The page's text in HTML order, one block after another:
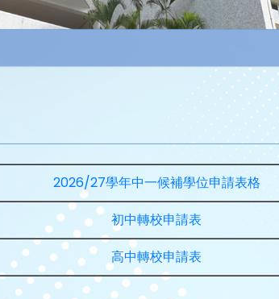
2026/27學年中一候補學位申請表格
初中轉校申請表
高中轉校申請表